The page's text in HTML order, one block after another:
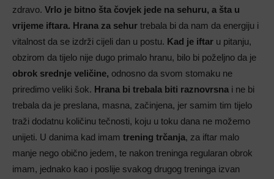
zdravo. Vrlo je bitno šta čovjek jede na sehuru, a šta u
vrijeme iftara. Hrana za sehur trebala bi da nam da energiju i
vitalnost da se izdrži cijeli dan u postu. Kad je iftar u pitanju,
obzirom da tijelo nije dugo primalo hranu, bilo bi poželjno da je
obrok srednje veličine, odnosno da svom stomaku ne
priredimo veliki šok. Hrana bi trebala biti raznovrsna i ne bi
trebala da je preslana, masna, začinjena, jer samim tim tijelo
traži dodatnu količinu tečnosti, koju u toku dana ne možemo
unijeti. U danima kad imam trening trčanja, za iftar malo
manje nego obično jedem, te nakon treninga regularan obrok
imam, jednako kao i poslije svakog drugog treninga izvan